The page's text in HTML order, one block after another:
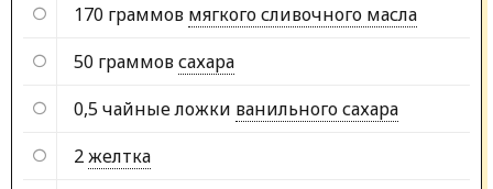
170 граммов мягкого сливочного масла
50 граммовсахара
0,5 чайные ложки ванильного сахара
2желтка